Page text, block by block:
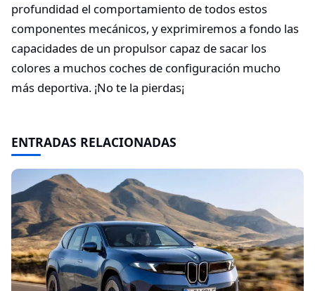
profundidad el comportamiento de todos estos
componentes mecánicos, y exprimiremos a fondo las
capacidades de un propulsor capaz de sacar los
colores a muchos coches de configuración mucho
más deportiva. ¡No te la pierdas¡
ENTRADAS RELACIONADAS